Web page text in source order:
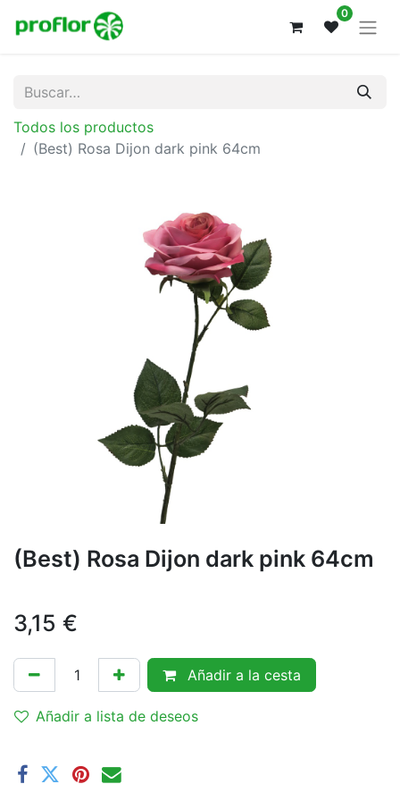
0
Todos los productos
(Best) Rosa Dijon dark pink 64cm
(Best) Rosa Dijon dark pink 64cm
3,15 €
Añadir a la cesta
Añadir a lista de deseos